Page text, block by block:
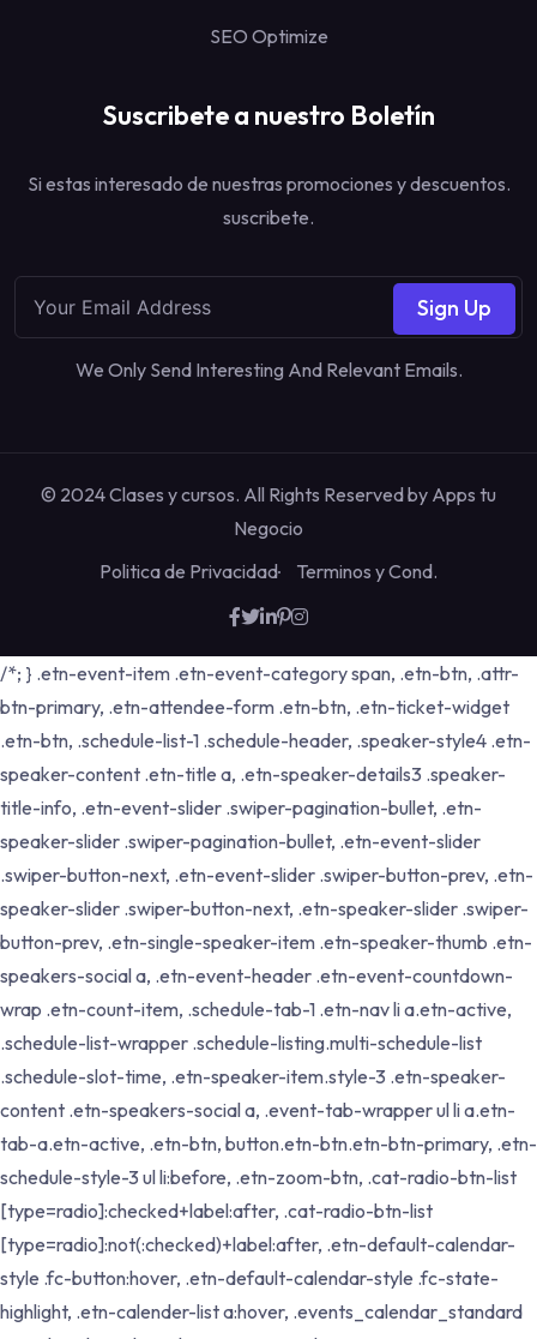
SEO Optimize
Suscribete a nuestro Boletín
Si estas interesado de nuestras promociones y descuentos.
suscribete.
Sign Up
We Only Send Interesting And Relevant Emails.
© 2024 Clases y cursos. All Rights Reserved by Apps tu
Negocio
Politica de Privacidad
Terminos y Cond.
/*; } .etn-event-item .etn-event-category span, .etn-btn, .attr-
btn-primary, .etn-attendee-form .etn-btn, .etn-ticket-widget
.etn-btn, .schedule-list-1 .schedule-header, .speaker-style4 .etn-
speaker-content .etn-title a, .etn-speaker-details3 .speaker-
title-info, .etn-event-slider .swiper-pagination-bullet, .etn-
speaker-slider .swiper-pagination-bullet, .etn-event-slider
.swiper-button-next, .etn-event-slider .swiper-button-prev, .etn-
speaker-slider .swiper-button-next, .etn-speaker-slider .swiper-
button-prev, .etn-single-speaker-item .etn-speaker-thumb .etn-
speakers-social a, .etn-event-header .etn-event-countdown-
wrap .etn-count-item, .schedule-tab-1 .etn-nav li a.etn-active,
.schedule-list-wrapper .schedule-listing.multi-schedule-list
.schedule-slot-time, .etn-speaker-item.style-3 .etn-speaker-
content .etn-speakers-social a, .event-tab-wrapper ul li a.etn-
tab-a.etn-active, .etn-btn, button.etn-btn.etn-btn-primary, .etn-
schedule-style-3 ul li:before, .etn-zoom-btn, .cat-radio-btn-list
[type=radio]:checked+label:after, .cat-radio-btn-list
[type=radio]:not(:checked)+label:after, .etn-default-calendar-
style .fc-button:hover, .etn-default-calendar-style .fc-state-
highlight, .etn-calender-list a:hover, .events_calendar_standard